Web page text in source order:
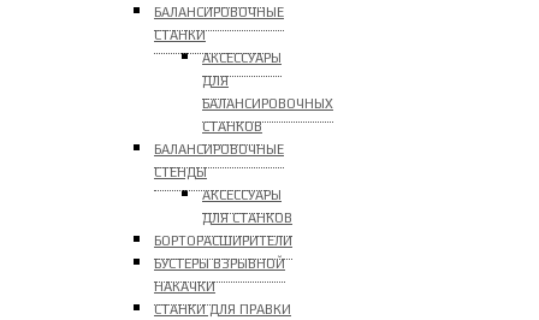
БАЛАНСИРОВОЧНЫЕ
СТАНКИ
АКСЕССУАРЫ
ДЛЯ
БАЛАНСИРОВОЧНЫХ
СТАНКОВ
БАЛАНСИРОВОЧНЫЕ
СТЕНДЫ
АКСЕССУАРЫ
ДЛЯ СТАНКОВ
БОРТОРАСШИРИТЕЛИ
БУСТЕРЫ ВЗРЫВНОЙ
НАКАЧКИ
СТАНКИ ДЛЯ ПРАВКИ